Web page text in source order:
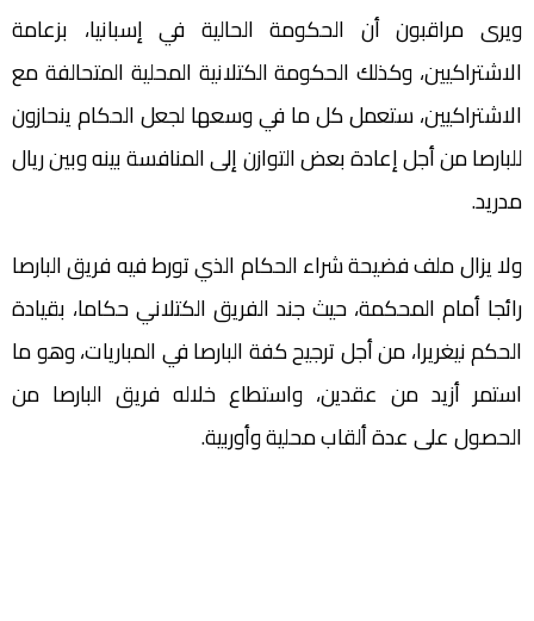
ويرى مراقبون أن الحكومة الحالية في إسبانيا، بزعامة
الاشتراكيين، وكذلك الحكومة الكتلانية المحلية المتحالفة مع
الاشتراكيين، ستعمل كل ما في وسعها لجعل الحكام ينحازون
للبارصا من أجل إعادة بعض التوازن إلى المنافسة بينه وبين ريال
مدريد.
ولا يزال ملف فضيحة شراء الحكام الذي تورط فيه فريق البارصا
رائجا أمام المحكمة، حيث جند الفريق الكتلاني حكاما، بقيادة
الحكم نيغريرا، من أجل ترجيح كفة البارصا في المباريات، وهو ما
استمر أزيد من عقدين، واستطاع خلاله فريق البارصا من
الحصول على عدة ألقاب محلية وأوربية.